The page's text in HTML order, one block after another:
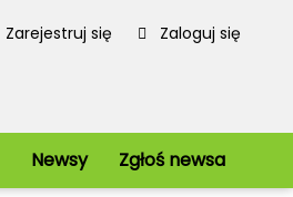
Zarejestruj się Zaloguj się
Newsy Zgłoś newsa